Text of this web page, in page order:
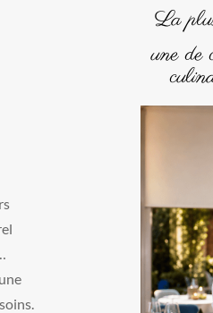
La
une de